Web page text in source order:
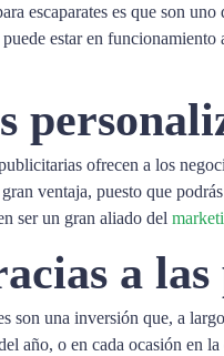
escaparates es que son
estar en
ofrecen a los
ventaja, puesto que
ser un gran aliado del
a
son una inversión que, a
año, o en cada ocasión en